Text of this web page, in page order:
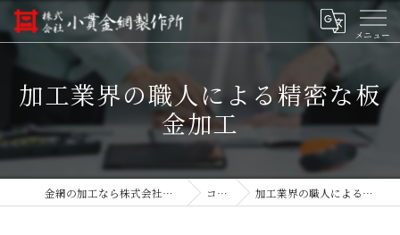
加工業界の職人による精密な板
金加工
金網の加工なら株式会社小貫金網製作所 コラム 加工業界の職人による精密な板金加工